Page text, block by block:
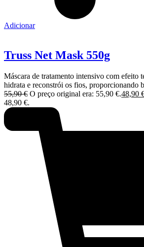
Adicionar
Truss Net Mask 550g
Máscara de tratamento intensivo com efeito
hidrata e reconstrói os fios, proporcionando
55,90€ O preço original era: 55,90 €.48,90
48,90 €.